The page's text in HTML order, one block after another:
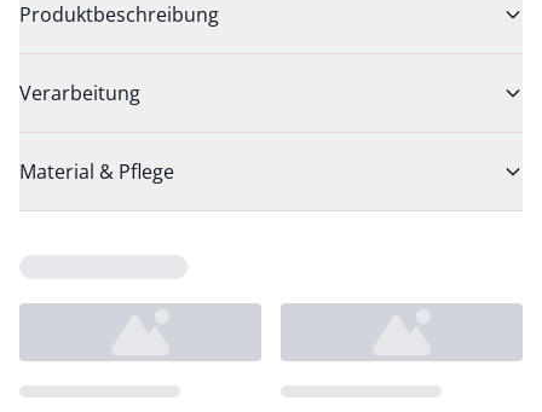
Produktbeschreibung
Verarbeitung
Material & Pflege